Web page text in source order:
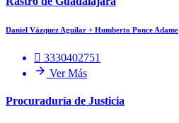
Daniel Vázquez Aguilar + Humberto Ponce Adame
3330402751
Ver Más
Procuraduría de Justicia